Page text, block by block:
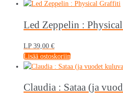
Led Zeppelin :
LP 39,00 €
Lisää ostoskoriin
Claudia : Sataa (ja